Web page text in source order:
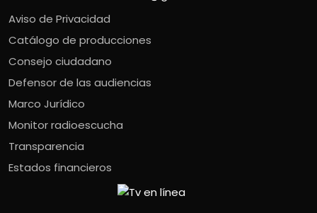
Aviso de Privacidad
Catálogo de producciones
Consejo ciudadano
Defensor de las audiencias
Marco Jurídico
Monitor radioescucha
Transparencia
Estados financieros